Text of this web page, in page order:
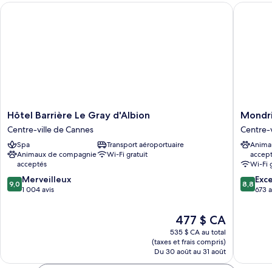
Hôtel
Barrière
Le
Gray
d'Albion
Centre-
ville
de
Hôtel Barrière Le Gray d'Albion
Centre-ville de Cannes
Spa
Transport aéroportuaire
Animaux de compagnie
acceptés
Wi-Fi gratuit
9.0
sur
9,0 Merveilleux
1 004 avis
Le
prix
est
de
477 $ CA
477 $ CA
535 $ CA au total
(taxes et frais compris)
Du 30 août au 31 août
Hôtel Barrière Le Gray d'Albion
Cannes
Centre-
ville
Cannes
Centre-
Wi-Fi
8.8
sur
8,8
673